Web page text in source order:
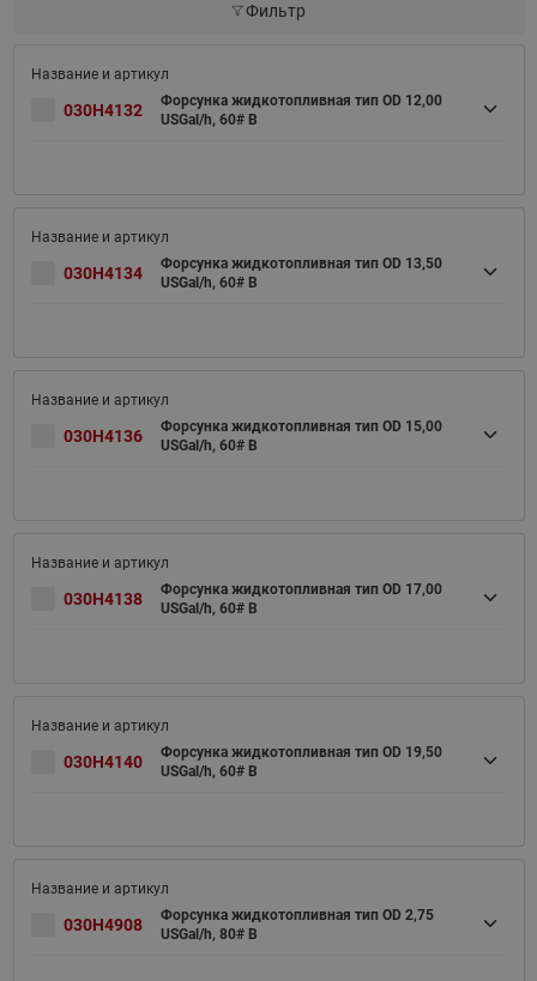
Фильтр
030H4132
Форсунка жидкотопливная тип OD 12,00
USGal/h, 60# B
030H4134
Форсунка жидкотопливная тип OD 13,50
USGal/h, 60# B
030H4136
Форсунка жидкотопливная тип OD 15,00
USGal/h, 60# B
030H4138
Форсунка жидкотопливная тип OD 17,00
USGal/h, 60# B
030H4140
Форсунка жидкотопливная тип OD 19,50
USGal/h, 60# B
030H4908
Форсунка жидкотопливная тип OD 2,75
USGal/h, 80# B